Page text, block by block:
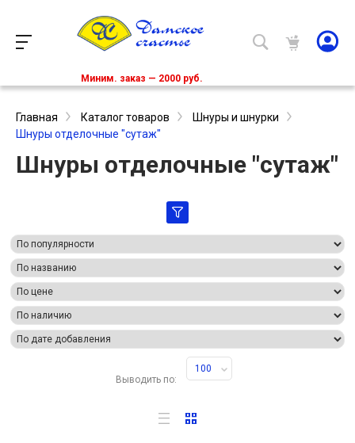
Миним. заказ — 2000 руб.
Главная Каталог товаров
Шнуры и шнурки
Шнуры отделочные "сутаж"
Шнуры отделочные "сутаж"
Выводить по:
100